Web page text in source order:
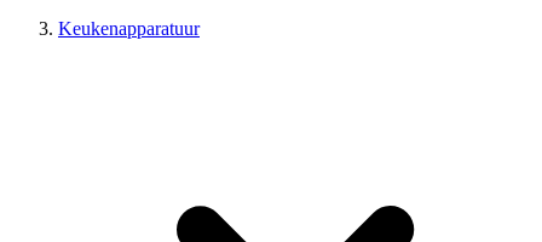
Keukenapparatuur